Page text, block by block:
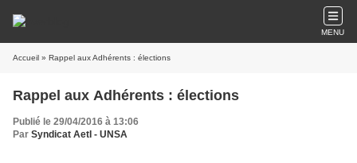
MENU
Accueil » Rappel aux Adhérents : élections
Rappel aux Adhérents : élections
Publié le 29/04/2016 à 13:06
Par Syndicat AetI - UNSA